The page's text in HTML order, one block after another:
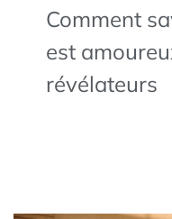
Comment
est
révélateurs